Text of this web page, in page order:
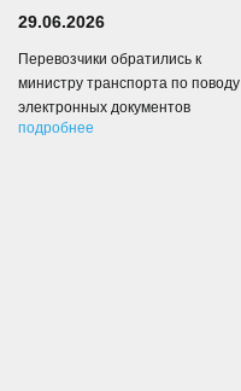
29.06.2026
Перевозчики обратились к
министру транспорта по поводу
электронных документов
подробнее